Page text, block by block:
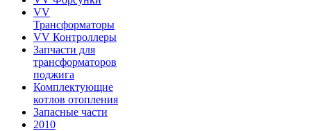
VV
Трансформаторы
VV Контроллеры
Запчасти для
трансформаторов
поджига
Комплектующие
котлов отопления
Запасные части
2010